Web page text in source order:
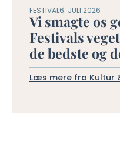
FESTIVAL6. JULI 2026
Vi smagte os
Festivals
de bedste og
Læs mere fra Kultur